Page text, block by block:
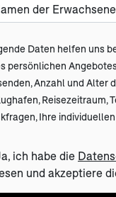
Daten helfen uns
persönlichen
Anzahl und Alter
Reisezeitraum,
Ihre
ich habe die
und akzeptiere